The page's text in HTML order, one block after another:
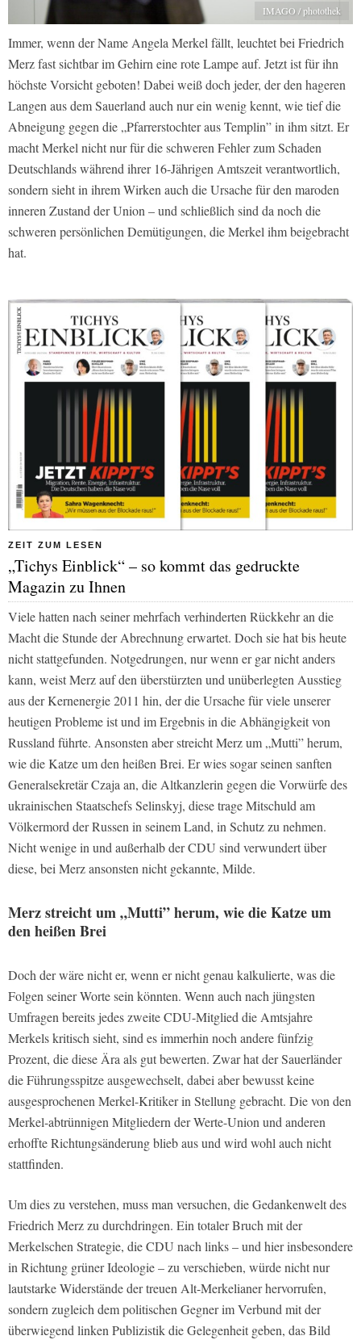
IMAGO / photothek
Immer, wenn der Name Angela Merkel fällt, leuchtet bei Friedrich
Merz fast sichtbar im Gehirn eine rote Lampe auf. Jetzt ist für ihn
höchste Vorsicht geboten! Dabei weiß doch jeder, der den hageren
Langen aus dem Sauerland auch nur ein wenig kennt, wie tief die
Abneigung gegen die „Pfarrerstochter aus Templin” in ihm sitzt. Er
macht Merkel nicht nur für die schweren Fehler zum Schaden
Deutschlands während ihrer 16-Jährigen Amtszeit verantwortlich,
sondern sieht in ihrem Wirken auch die Ursache für den maroden
inneren Zustand der Union – und schließlich sind da noch die
schweren persönlichen Demütigungen, die Merkel ihm beigebracht
hat.
ZEIT ZUM LESEN
„Tichys Einblick“ – so kommt das gedruckte
Magazin zu Ihnen
Viele hatten nach seiner mehrfach verhinderten Rückkehr an die
Macht die Stunde der Abrechnung erwartet. Doch sie hat bis heute
nicht stattgefunden. Notgedrungen, nur wenn er gar nicht anders
kann, weist Merz auf den überstürzten und unüberlegten Ausstieg
aus der Kernenergie 2011 hin, der die Ursache für viele unserer
heutigen Probleme ist und im Ergebnis in die Abhängigkeit von
Russland führte. Ansonsten aber streicht Merz um „Mutti” herum,
wie die Katze um den heißen Brei. Er wies sogar seinen sanften
Generalsekretär Czaja an, die Altkanzlerin gegen die Vorwürfe des
ukrainischen Staatschefs Selinskyj, diese trage Mitschuld am
Völkermord der Russen in seinem Land, in Schutz zu nehmen.
Nicht wenige in und außerhalb der CDU sind verwundert über
diese, bei Merz ansonsten nicht gekannte, Milde.
Merz streicht um „Mutti” herum, wie die Katze um
den heißen Brei
Doch der wäre nicht er, wenn er nicht genau kalkulierte, was die
Folgen seiner Worte sein könnten. Wenn auch nach jüngsten
Umfragen bereits jedes zweite CDU-Mitglied die Amtsjahre
Merkels kritisch sieht, sind es immerhin noch andere fünfzig
Prozent, die diese Ära als gut bewerten. Zwar hat der Sauerländer
die Führungsspitze ausgewechselt, dabei aber bewusst keine
ausgesprochenen Merkel-Kritiker in Stellung gebracht. Die von den
Merkel-abtrünnigen Mitgliedern der Werte-Union und anderen
erhoffte Richtungsänderung blieb aus und wird wohl auch nicht
stattfinden.
Um dies zu verstehen, muss man versuchen, die Gedankenwelt des
Friedrich Merz zu durchdringen. Ein totaler Bruch mit der
Merkelschen Strategie, die CDU nach links – und hier insbesondere
in Richtung grüner Ideologie – zu verschieben, würde nicht nur
lautstarke Widerstände der treuen Alt-Merkelianer hervorrufen,
sondern zugleich dem politischen Gegner im Verbund mit der
überwiegend linken Publizistik die Gelegenheit geben, das Bild